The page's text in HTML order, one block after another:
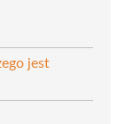
jest